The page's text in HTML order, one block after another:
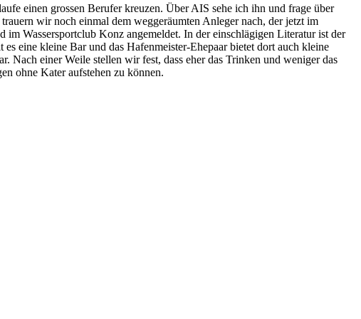
einen grossen Berufer kreuzen. Über AIS sehe ich ihn und frage über
wir noch einmal dem weggeräumten Anleger nach, der jetzt im
Wassersportclub Konz angemeldet. In der einschlägigen Literatur ist der
eine kleine Bar und das Hafenmeister-Ehepaar bietet dort auch kleine
Nach einer Weile stellen wir fest, dass eher das Trinken und weniger das
ohne Kater aufstehen zu können.